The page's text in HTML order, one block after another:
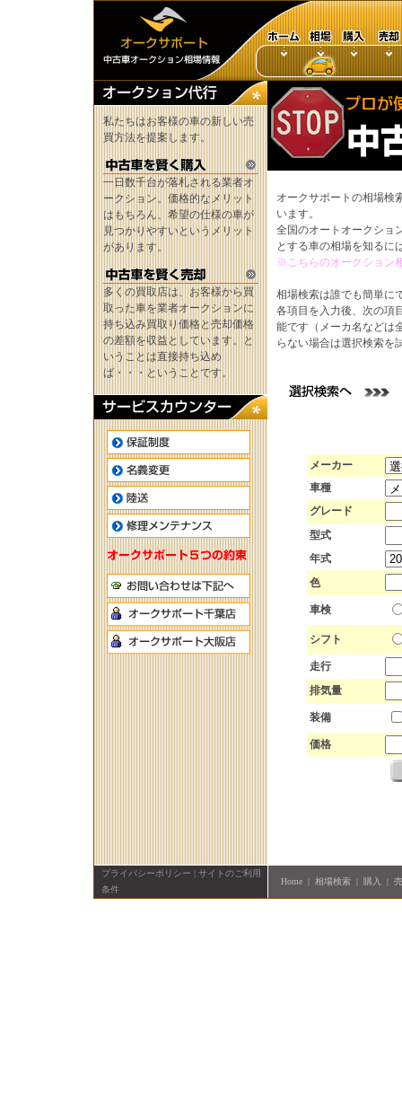
私たちはお客様の車の新しい売
買方法を提案します。
一日数千台が落札される業者オ
ークション。価格的なメリット
はもちろん、希望の仕様の車が
見つかりやすいというメリット
があります。
多くの買取店は、お客様から買
取った車を業者オークションに
持ち込み買取り価格と売却価格
の差額を収益としています。と
いうことは直接持ち込め
ば・・・ということです。
オークサポートの相場検
います。
全国のオートオークショ
とする車の相場を知るに
※こちらのオークション
相場検索は誰でも簡単に
各項目を入力後、次の項
能です（メーカ名などは
らない場合は選択検索を
メーカー
車種
グレード
型式
年式
色
車検
シフト
走行
排気量
装備
価格
プライバシーポリシー | サイトのご利用
条件
Home| 相場検索| 購入 |